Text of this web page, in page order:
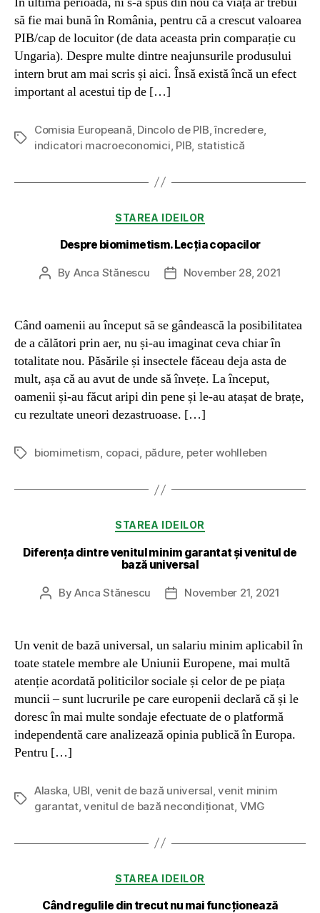
să fie mai bună în România, pentru că a crescut valoarea
PIB/cap de locuitor (de data aceasta prin comparație cu
Ungaria). Despre multe dintre neajunsurile produsului
intern brut am mai scris și aici. Însă există încă un efect
important al acestui tip de […]
Tags
Comisia Europeană Dincolo de PIB ,încredere,
indicatori macroeconomici PIB statistică
Categories
STAREA IDEILOR
Despre biomimetism. Lecția copacilor
Post
By Anca Stănescu
PostNovember 28, 2021
Când oamenii au început să se gândească la posibilitatea
de a călători prin aer, nu și-au imaginat ceva chiar în
totalitate nou. Păsările și insectele făceau deja asta de
mult, așa că au avut de unde să învețe. La început,
oamenii și-au făcut aripi din pene și le-au atașat de brațe,
cu rezultate uneori dezastruoase. […]
Tagsbiomimetism, copaci, pădure, peter wohlleben
Categories
STAREA IDEILOR
Diferența dintre venitul minim garantat și venitul de
bază universal
PostByAnca Stănescu
PostNovember 21, 2021
Un venit de bază universal, un salariu minim aplicabil în
toate statele membre ale Uniunii Europene, mai multă
atenție acordată politicilor sociale și celor de pe piața
muncii – sunt lucrurile pe care europenii declară că și le
doresc în mai multe sondaje efectuate de o platformă
independentă care analizează opinia publică în Europa.
Pentru […]
Tags
Alaska UBI venit de bază universal ,venit minim
garantat,venitul de bază necondiționat VMG
Categories
STAREA IDEILOR
Când regulile din trecut nu mai funcționează